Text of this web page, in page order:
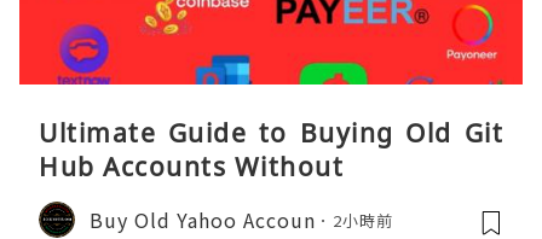
Ultimate Guide to Buying Old Git
Hub Accounts Without
Buy Old Yahoo Accoun 2小時前